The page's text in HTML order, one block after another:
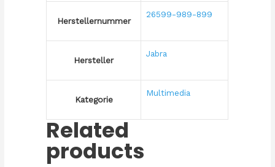
Herstellernummer
26599-989-899
Hersteller
Jabra
Kategorie
Multimedia
Related
products